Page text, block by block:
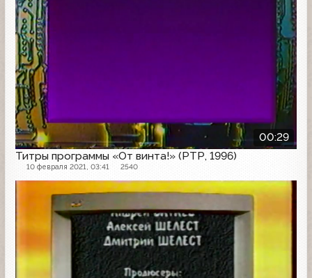
00:29
Титры программы «От винта!» (РТР, 1996)
10 февраля 2021, 03:41 2540